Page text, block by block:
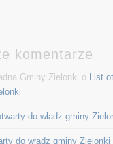
komentarze
Gminy Zielonki o
List
do władz gminy
do władz gminy Zielonki